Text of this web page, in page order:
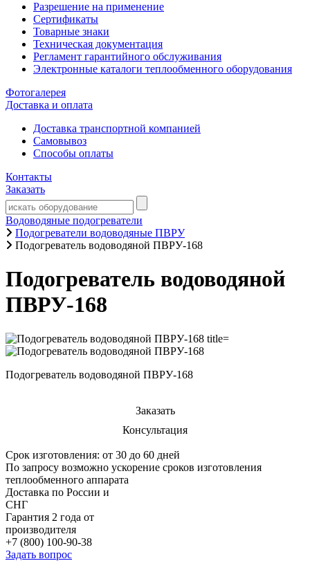
Разрешение на применение
Сертификаты
Товарные знаки
Техническая документация
Регламент гарантийного обслуживания
Электронные каталоги теплообменного оборудования
Фотогалерея
Доставка и оплата
Доставка транспортной компанией
Самовывоз
Способы оплаты
Контакты
Заказать
Водоводяные подогреватели
Подогреватели водоводяные ПВРУ
Подогреватель водоводяной ПВРУ-168
Подогреватель водоводяной
ПВРУ-168
Подогреватель водоводяной ПВРУ-168
Заказать
Консультация
Срок изготовления: от 30 до 60 дней
По запросу возможно ускорение сроков изготовления
теплообменного аппарата
Доставка по России и
СНГ
Гарантия 2 года от
производителя
+7 (800) 100-90-38
Задать вопрос